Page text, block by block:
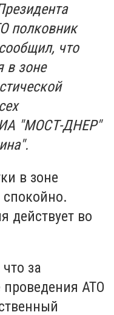
полковник
что
в зоне
ИА "МОСТ-ДНЕР"
в зоне
действует во
за
АТО